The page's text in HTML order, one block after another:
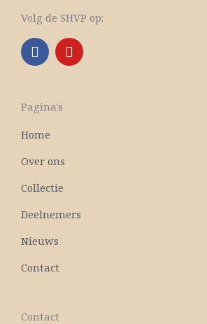
Volg de SHVP op:
F
a
c
b
o
k
Y
o
u
Pagina's
Home
Over ons
Collectie
Deelnemers
Nieuws
Contact
Contact